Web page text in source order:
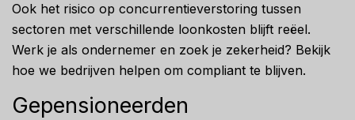
Ook het risico op concurrentieverstoring tussen
sectoren met verschillende loonkosten blijft reëel.
Werk je als ondernemer en zoek je zekerheid? Bekijk
hoe we bedrijven helpen om compliant te blijven.
Gepensioneerden